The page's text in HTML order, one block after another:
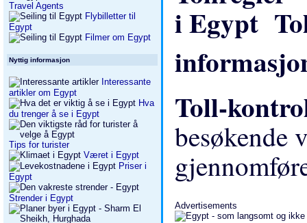
Travel Agents
Flybilletter til
Egypt
Filmer om Egypt
Nyttig informasjon
Interessante
artikler om Egypt
Hva
du trenger å se i Egypt
Tips for turister
Været i Egypt
Priser i
Egypt
Strender i Egypt
Toll-
besøkende
Advertisements